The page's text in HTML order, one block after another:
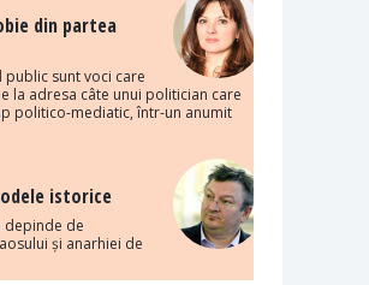
din partea
public sunt voci care
la adresa câte unui politician care
politico-mediatic, într-un anumit
istorice
depinde de
și anarhiei de